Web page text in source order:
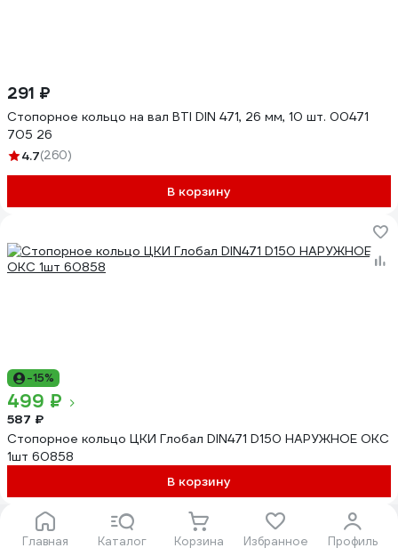
Главная Каталог Корзина Избранное Профиль
291 ₽
Стопорное кольцо на вал BTI DIN 471, 26 мм, 10 шт. 00471
705 26
4.7(260)
В корзину
-15%
499 ₽
587 ₽
Стопорное кольцо ЦКИ Глобал DIN471 D150 НАРУЖНОЕ ОКС
1шт 60858
В корзину
Показать еще 40